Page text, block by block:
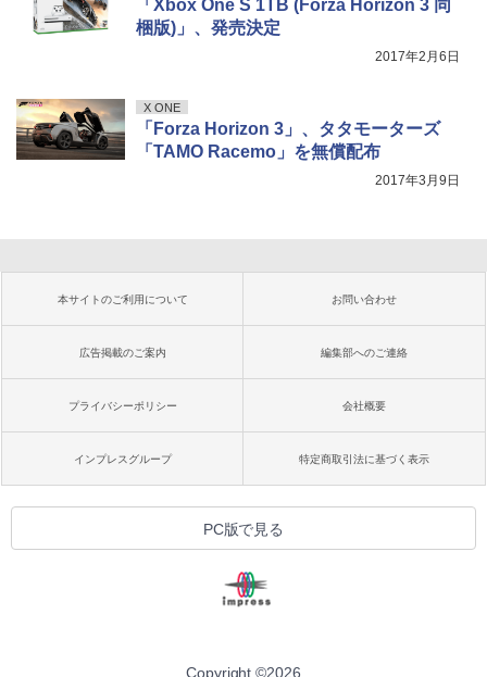
「Xbox One S 1TB (Forza Horizon 3 同
梱版)」、発売決定
2017年2月6日
X ONE
「Forza Horizon 3」、タタモーターズ
「TAMO Racemo」を無償配布
2017年3月9日
本サイトのご利用について お問い合わせ
広告掲載のご案内 編集部へのご連絡
プライバシーポリシー 会社概要
インプレスグループ 特定商取引法に基づく表示
PC版で見る
Copyright ©2026